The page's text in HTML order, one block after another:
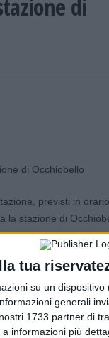
tua
su un
generali
1733 partner di
informazioni più
di
previsti in
la stazione di
o di Rovigo sud